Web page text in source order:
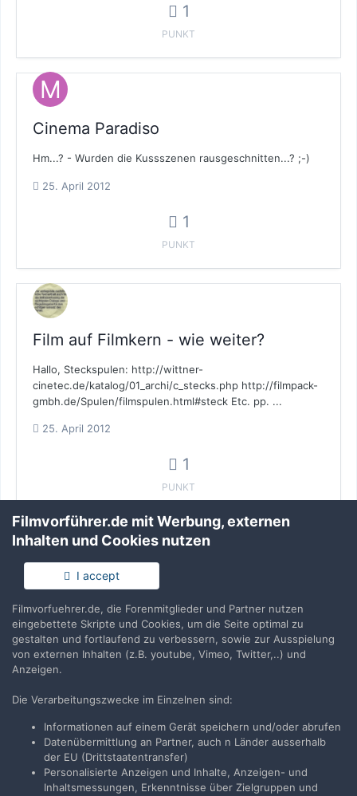
1
PUNKT
Cinema Paradiso
Hm...? - Wurden die Kussszenen rausgeschnitten...? ;-)
25. April 2012
1
PUNKT
Film auf Filmkern - wie weiter?
Hallo, Steckspulen: http://wittner-
cinetec.de/katalog/01_archi/c_stecks.php http://filmpack-
gmbh.de/Spulen/filmspulen.html#steck Etc. pp. ...
25. April 2012
1
PUNKT
Film auf Filmkern - wie weiter?
Hallo. Dies nennt sich immer noch Filmvorführerforum.
Obige Beiträge sind für ein "Filmverpfuscherforum"
geeignet. Wer Kosten scheut, sollte die Finger davon...
25. April 2012
1
PUNKT
Filmvorführer.de mit Werbung, externen
Inhalten und Cookies nutzen
I accept
Filmvorfuehrer.de, die Forenmitglieder und Partner nutzen
eingebettete Skripte und Cookies, um die Seite optimal zu
gestalten und fortlaufend zu verbessern, sowie zur Ausspielung
von externen Inhalten (z.B. youtube, Vimeo, Twitter,..) und
Anzeigen.
Die Verarbeitungszwecke im Einzelnen sind:
Informationen auf einem Gerät speichern und/oder abrufen
Datenübermittlung an Partner, auch n Länder ausserhalb
der EU (Drittstaatentransfer)
Personalisierte Anzeigen und Inhalte, Anzeigen- und
Inhaltsmessungen, Erkenntnisse über Zielgruppen und